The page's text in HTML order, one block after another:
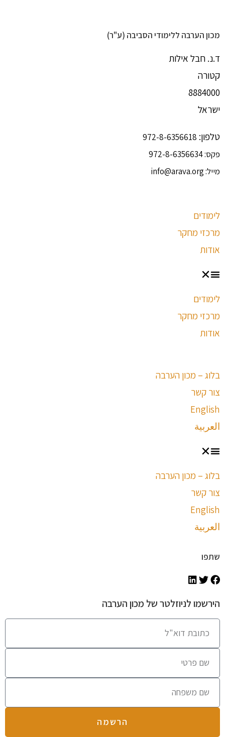
מכון הערבה ללימודי הסביבה (ע"ר)
ד.נ. חבל אילות
קטורה
8884000
ישראל
טלפון: 972-8-6356618
פקס:972-8-6356634
מייל:info@arava.org
לימודים
מרכזי מחקר
אודות
לימודים
מרכזי מחקר
אודות
בלוג – מכון הערבה
צור קשר
English
العربية
בלוג – מכון הערבה
צור קשר
English
العربية
שתפו
הירשמו לניוזלטר של מכון הערבה
הרשמה